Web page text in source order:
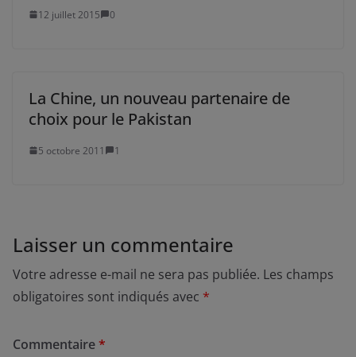
12 juillet 2015 0
La Chine, un nouveau partenaire de
choix pour le Pakistan
5 octobre 2011 1
Laisser un commentaire
Votre adresse e-mail ne sera pas publiée. Les champs
obligatoires sont indiqués avec *
Commentaire*